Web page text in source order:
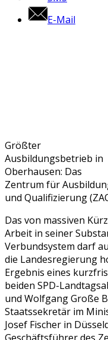
E-Mail
Größter
Ausbildungsbetrieb in
Oberhausen: Das
Zentrum für
und Qualifizierung
Das von massiven
Arbeit in seiner
Verbundsystem darf
die Landesregierung
Ergebnis eines
beiden SPD-
und Wolfgang Große
Staatssekretär im
Josef Fischer in